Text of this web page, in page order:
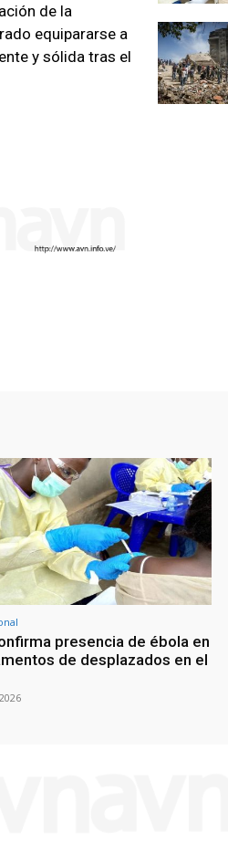
de la
equipararse a
y sólida tras el
presencia de ébola en
de desplazados en el